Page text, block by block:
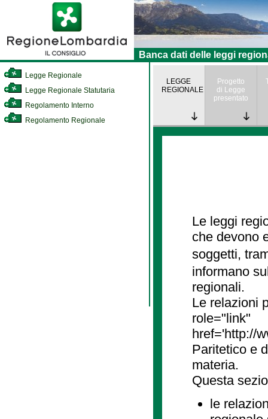
Banca dati delle leggi
Legge Regionale
Legge Regionale Statutaria
Regolamento Interno
Regolamento Regionale
LEGGE
REGIONALE
Progetto
di Legge
presentato
Le leggi
che devono
soggetti,
informano
regionali.
Le relazioni
role="link"
href='http://
Paritetico e
materia.
Questa
le